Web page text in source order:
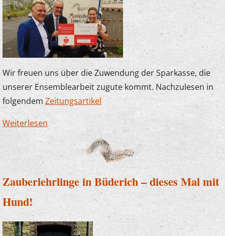
Wir freuen uns über die Zuwendung der Sparkasse, die
unserer Ensemblearbeit zugute kommt. Nachzulesen in
folgendem Zeitungsartikel
Weiterlesenüber Die Musikschule sagt Danke! Erneut
großzügige Spende der Sparkasse
Zauberlehrlinge in Büderich – dieses Mal mit
Hund!